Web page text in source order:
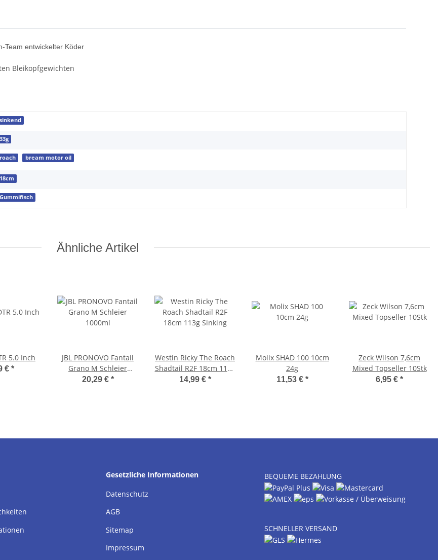
Team entwickelter Köder
Bleikopfgewichten
sinkend
33g
roach bream motor oil
18cm
Gummifisch
Ähnliche Artikel
5.0 Inch
€ *
JBL PRONOVO Fantail
Grano M Schleier
1000ml
20,29 € *
Westin Ricky The Roach
Shadtail R2F 18cm 113g
Sinking
14,99 € *
Molix SHAD 100 10cm
24g
11,53 € *
Zeck Wilson 7,6cm
Mixed Topseller 10Stk
6,95 € *
Gesetzliche Informationen
Datenschutz
AGB
Sitemap
Impressum
BEQUEME BEZAHLUNG
SCHNELLER VERSAND